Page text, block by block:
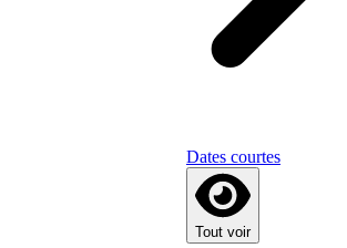
Dates courtes
Tout voir